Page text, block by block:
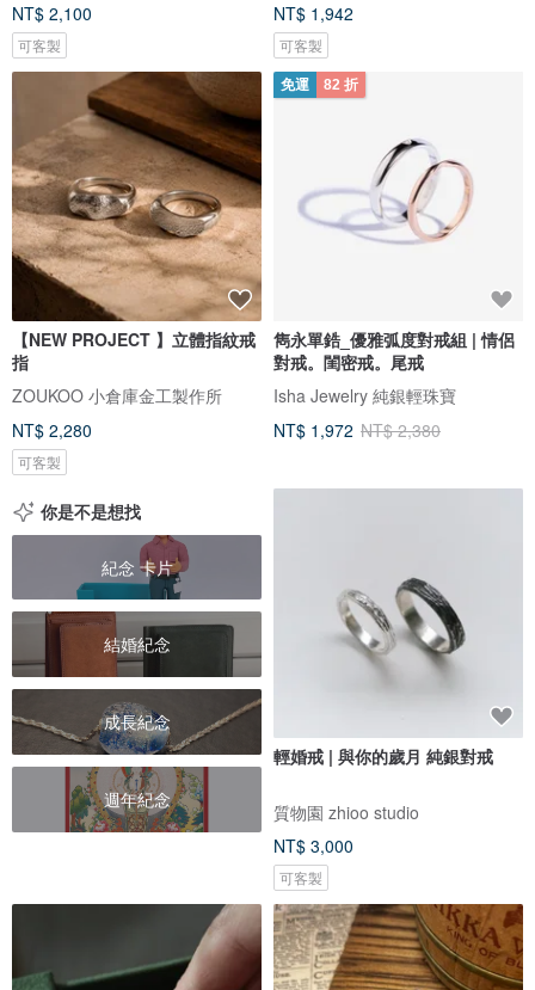
NT$ 2,100
可客製
NT$ 1,942
可客製
【NEW PROJECT 】立體指紋戒
指
ZOUKOO 小倉庫金工製作所
NT$ 2,280
可客製
免運 82 折
雋永單鋯_優雅弧度對戒組 | 情侶
對戒。閨密戒。尾戒
Isha Jewelry 純銀輕珠寶
NT$ 1,972 NT$ 2,380
你是不是想找
紀念 卡片
結婚紀念
成長紀念
週年紀念
輕婚戒 | 與你的歲月 純銀對戒
質物園 zhioo studio
NT$ 3,000
可客製